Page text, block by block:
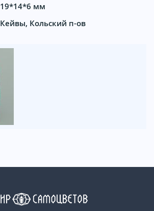
19*14*6 мм
Кейвы, Кольский п-ов